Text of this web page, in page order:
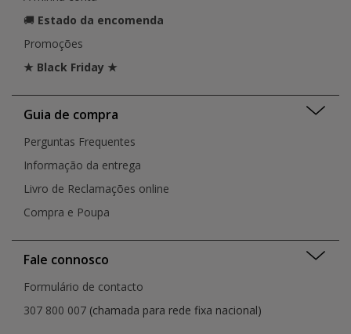
🚚 Estado da encomenda
Promoções
★ Black Friday ★
Guia de compra
Perguntas Frequentes
Informação da entrega
Livro de Reclamações online
Compra e Poupa
Fale connosco
Formulário de contacto
307 800 007 (chamada para rede fixa nacional)